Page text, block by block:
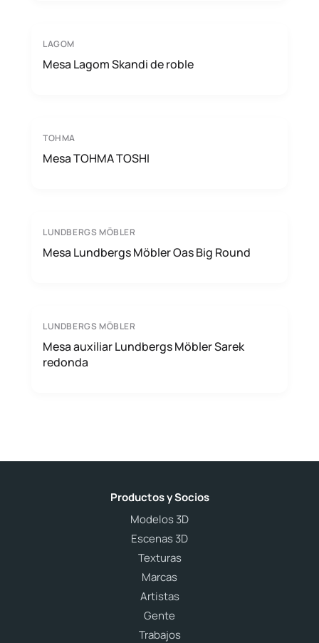
LAGOM
Mesa Lagom Skandi de roble
TOHMA
Mesa TOHMA TOSHI
LUNDBERGS MÖBLER
Mesa Lundbergs Möbler Oas Big Round
LUNDBERGS MÖBLER
Mesa auxiliar Lundbergs Möbler Sarek
redonda
Productos y Socios
Modelos 3D
Escenas 3D
Texturas
Marcas
Artistas
Gente
Trabajos